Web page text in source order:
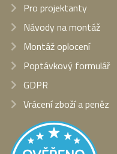
Pro projektanty
Návody na montáž
Montáž oplocení
Poptávkový formulář
GDPR
Vrácení zboží a peněz